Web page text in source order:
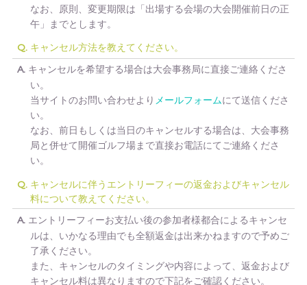
なお、原則、変更期限は「出場する会場の大会開催前日の正
午」までとします。
Q. キャンセル方法を教えてください。
A. キャンセルを希望する場合は大会事務局に直接ご連絡くださ
い。
当サイトのお問い合わせより メールフォームにて送信くださ
い。
なお、前日もしくは当日のキャンセルする場合は、大会事務
局と併せて開催ゴルフ場まで直接お電話にてご連絡くださ
い。
Q. キャンセルに伴うエントリーフィーの返金およびキャンセル
料について教えてください。
A. エントリーフィーお支払い後の参加者様都合によるキャンセ
ルは、いかなる理由でも全額返金は出来かねますので予めご
了承ください。
また、キャンセルのタイミングや内容によって、返金および
キャンセル料は異なりますので下記をご確認ください。